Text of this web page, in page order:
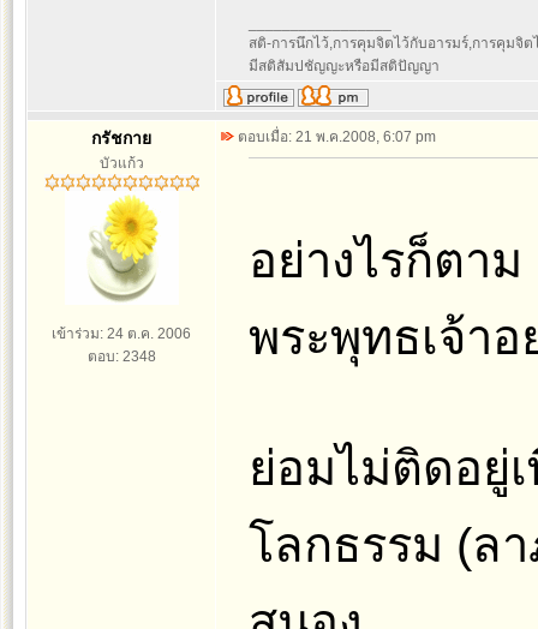
สติ-การนึกไว้,การคุมจิตไว้กับอารมร์,การคุมจิ
มีสติสัมปชัญญะหรือมีสติปัญญา
กรัชกาย
บัวแก้ว
เข้าร่วม: 24 ต.ค. 2006
ตอบ: 2348
ตอบเมื่อ: 21 พ.ค.2008, 6:07 pm
อย่างไรก็ตา
พระพุทธเจ้า
ย่อมไม่ติดอยู่
โลกธรรม (ล